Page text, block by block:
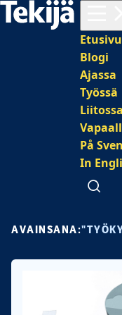
Etusivu
Blogi
Ajassa
Työssä
Liitossa
På
In
Avaa
AVAINSANA: